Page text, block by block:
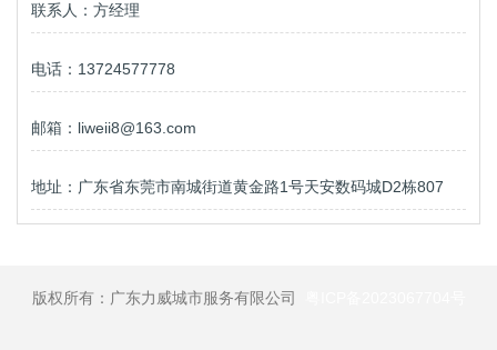
联系人：方经理
电话：13724577778
邮箱：liweii8@163.com
地址：广东省东莞市南城街道黄金路1号天安数码城D2栋807
版权所有：广东力威城市服务有限公司